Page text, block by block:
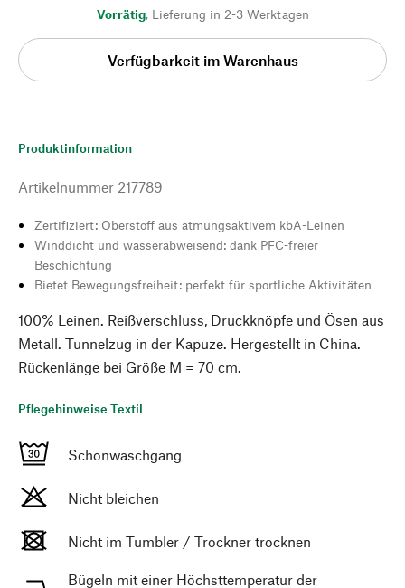
Vorrätig, Lieferung in 2-3 Werktagen
Verfügbarkeit im Warenhaus
Produktinformation
Artikelnummer 217789
Zertifiziert: Oberstoff aus atmungsaktivem kbA-Leinen
Winddicht und wasserabweisend: dank PFC-freier
Beschichtung
Bietet Bewegungsfreiheit: perfekt für sportliche Aktivitäten
100% Leinen. Reißverschluss, Druckknöpfe und Ösen aus
Metall. Tunnelzug in der Kapuze. Hergestellt in China.
Rückenlänge bei Größe M = 70 cm.
Pflegehinweise Textil
Schonwaschgang
Nicht bleichen
Nicht im Tumbler / Trockner trocknen
Bügeln mit einer Höchsttemperatur der